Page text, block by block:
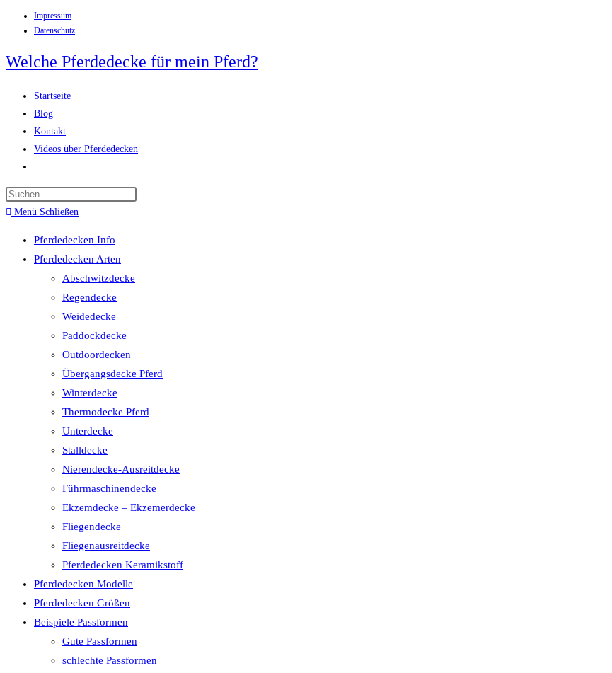
Inhalt
Impressum
Datenschutz
Welche Pferdedecke für mein Pferd?
Startseite
Blog
Kontakt
Videos über Pferdedecken
umschalten
Menü Schließen
Pferdedecken Info
Pferdedecken Arten
Abschwitzdecke
Regendecke
Weidedecke
Paddockdecke
Outdoordecken
Übergangsdecke Pferd
Winterdecke
Thermodecke Pferd
Unterdecke
Stalldecke
Nierendecke-Ausreitdecke
Führmaschinendecke
Ekzemdecke – Ekzemerdecke
Fliegendecke
Fliegenausreitdecke
Pferdedecken Keramikstoff
Pferdedecken Modelle
Pferdedecken Größen
Beispiele Passformen
Gute Passformen
schlechte Passformen